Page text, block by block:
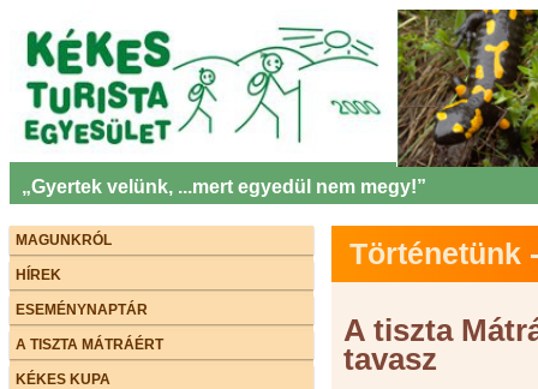
„Gyertek velünk, ...mert egyedül nem megy!”
MAGUNKRÓL
HÍREK
ESEMÉNYNAPTÁR
A TISZTA MÁTRÁÉRT
KÉKES KUPA
Történetünk
A tiszta
tavasz